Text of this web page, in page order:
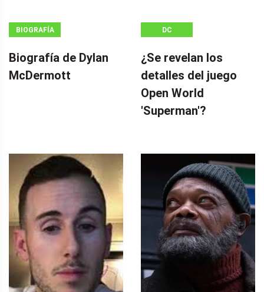
BIOGRAFÍA
Biografía de Dylan
McDermott
DC
¿Se revelan los
detalles del juego
Open World
'Superman'?